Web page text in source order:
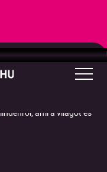
ami a világot és